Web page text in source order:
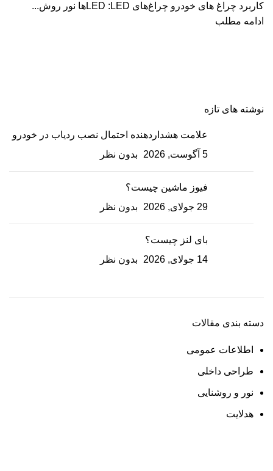
کاربرد چراغ‌ های خودرو چراغ‌های LED :LEDها نور روش...
ادامه مطلب
نوشته های تازه
علامت هشداردهنده احتمال نصب ردیاب در خودرو
5 آگوست, 2026
بدون نظر
فیوز ماشین چیست؟
29 جولای, 2026
بدون نظر
بای لنز چیست؟
14 جولای, 2026
بدون نظر
دسته بندی مقالات
اطلاعات عمومی
طراحی داخلی
نور و روشنایی
هدلایت